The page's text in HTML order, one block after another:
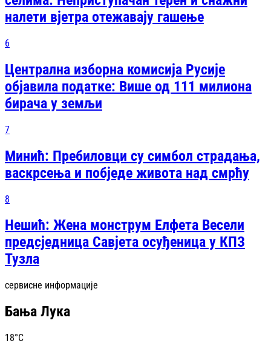
налети вјетра отежавају гашење
6
Централна изборна комисија Русије
објавила податке: Више од 111 милиона
бирача у земљи
7
Минић: Пребиловци су симбол страдања,
васкрсења и побједе живота над смрћу
8
Нешић: Жена монструм Елфета Весели
предсједница Савјета осуђеница у КПЗ
Тузла
сервисне информације
Бања Лука
18°C